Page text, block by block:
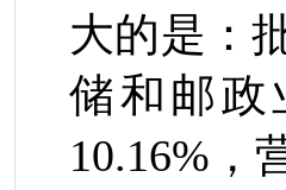
大的是：
储和邮政
10.16% ，